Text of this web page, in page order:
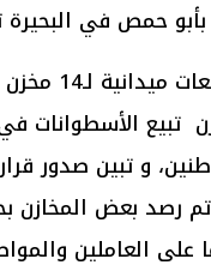
حمص في البحيرة
واجرت
تبيع الأسطوانات
و تبين صدور
تم رصد بعض
العاملين